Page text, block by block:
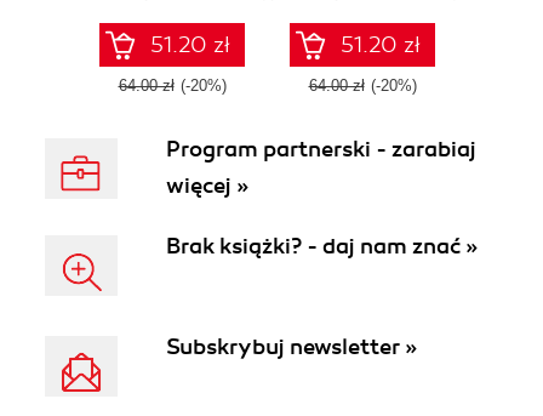
51.20 zł
64.00 zł (-20%)
51.20 zł
64.00 zł (-20%)
Program partnerski - zarabiaj
więcej »
Brak książki? - daj nam znać »
Subskrybuj newsletter »